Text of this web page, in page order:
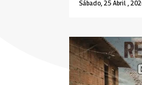
Sábado, 25 Abril ,